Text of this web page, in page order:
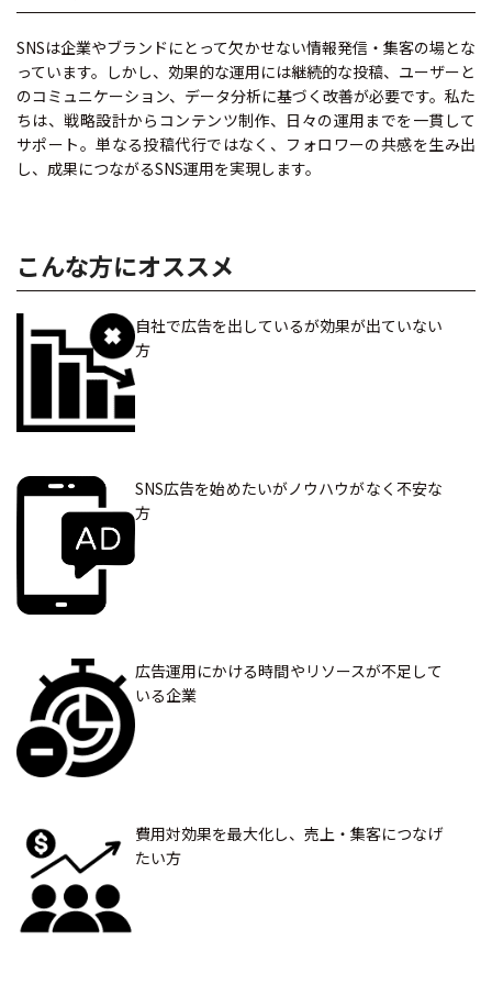
SNSは企業やブランドにとって欠かせない情報発信・集客の場とな
っています。しかし、効果的な運用には継続的な投稿、ユーザーと
のコミュニケーション、データ分析に基づく改善が必要です。私た
ちは、戦略設計からコンテンツ制作、日々の運用までを一貫して
サポート。単なる投稿代行ではなく、フォロワーの共感を生み出
し、成果につながるSNS運用を実現します。
こんな方にオススメ
自社で広告を出しているが効果が出ていない
方
SNS広告を始めたいがノウハウがなく不安な
方
広告運用にかける時間やリソースが不足して
いる企業
費用対効果を最大化し、売上・集客につなげ
たい方